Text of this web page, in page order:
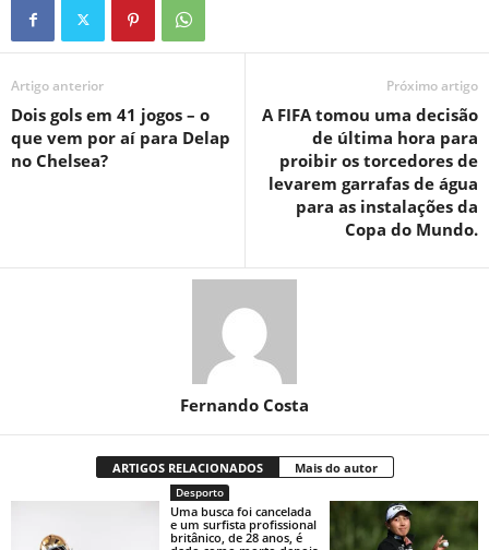
Artigo anterior
Dois gols em 41 jogos – o
que vem por aí para Delap
no Chelsea?
Próximo artigo
A FIFA tomou uma decisão
de última hora para
proibir os torcedores de
levarem garrafas de água
para as instalações da
Copa do Mundo.
Fernando Costa
ARTIGOS RELACIONADOS Mais do autor
Desporto
Uma busca foi cancelada
e um surfista profissional
britânico, de 28 anos, é